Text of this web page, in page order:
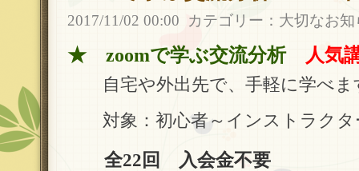
2017/11/02 00:00 カテゴリー： 大切なお知
★ zoomで学ぶ交流分析 人気
自宅や外出先で、手軽に学べま
対象：初心者～インストラクタ
全22回 入会金不要